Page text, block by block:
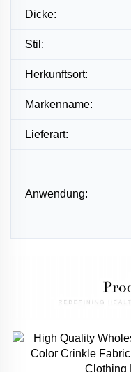
Dicke:
Stil:
Herkunftsort:
Markenname:
Lieferart:
Anwendung: